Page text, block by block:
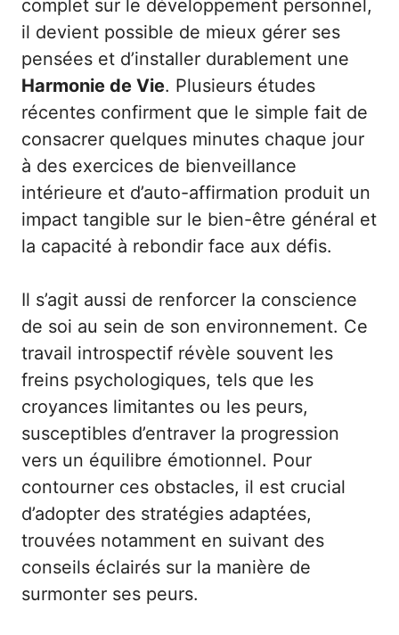
complet sur le développement personnel ,
il devient possible de mieux gérer ses
pensées et d’installer durablement une
Harmonie de Vie. Plusieurs études
récentes confirment que le simple fait de
consacrer quelques minutes chaque jour
à des exercices de bienveillance
intérieure et d’auto-affirmation produit un
impact tangible sur le bien-être général et
la capacité à rebondir face aux défis.
Il s’agit aussi de renforcer la conscience
de soi au sein de son environnement. Ce
travail introspectif révèle souvent les
freins psychologiques, tels que les
croyances limitantes ou les peurs,
susceptibles d’entraver la progression
vers un équilibre émotionnel. Pour
contourner ces obstacles, il est crucial
d’adopter des stratégies adaptées,
trouvées notamment en suivant des
conseils éclairés sur la manière de
surmonter ses peurs.